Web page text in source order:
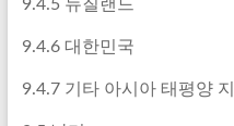
9.4.5 뉴질랜드
9.4.6 대한민국
9.4.7 기타 아시아 태평양